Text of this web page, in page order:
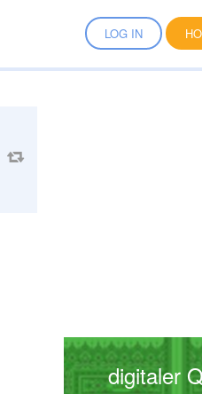
LOG IN
digitaler